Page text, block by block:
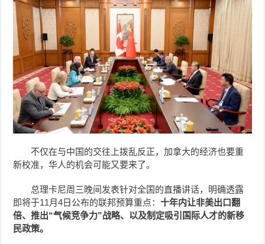
不仅在与中国的交往上拨乱反正，加拿大的经济也要重
新校准，华人的机会可能又要来了。
总理卡尼周三晚间发表针对全国的直播讲话，明确透露
即将于11月4日公布的联邦预算重点：十年内让非美出口翻
倍、推出“气候竞争力”战略、以及制定吸引国际人才的新移
民政策。